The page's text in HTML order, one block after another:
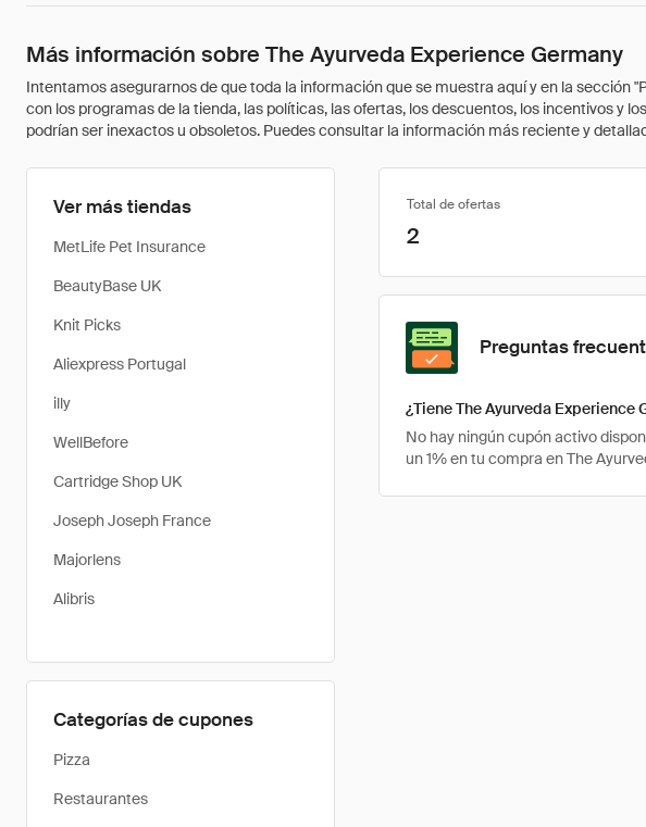
Más información sobre The Ayurveda Experience Germany
Intentamos asegurarnos de que toda la información que se muestra aquí y en la
con los programas de la tienda, las políticas, las ofertas, los descuentos, los incentivos
podrían ser inexactos u obsoletos. Puedes consultar la información más reciente y
Ver más tiendas
MetLife Pet Insurance
BeautyBase UK
Knit Picks
Aliexpress Portugal
illy
WellBefore
Cartridge Shop UK
Joseph Joseph France
Majorlens
Alibris
Categorías de cupones
Pizza
Restaurantes
Total de ofertas
2
Preguntas
¿Tiene The Ayurveda
No hay ningún cupón activo
un 1% en tu compra en The